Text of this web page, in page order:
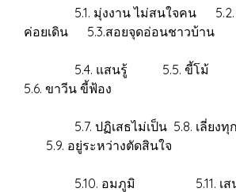
5.1. มุ่งงาน ไม่สนใจคน 5.2. ส
ค่อยเดิน 5.3.สอยจุดอ่อนชาวบ้าน
5.4. แสนรู้
5.6. ขาวีน ขี้ฟ้อง
5.7. ปฏิเสธไม่เป็น 5.8. เ
5.9. อยู่ระหว่างตัดสินใจ
5.10. อมภูมิ 5.11. เสนอ